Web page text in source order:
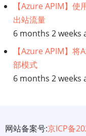
【Azure APIM】
出站流量
6 months 2 weeks
【Azure APIM】
部模式
6 months 2 weeks
网站备案号:京ICP备